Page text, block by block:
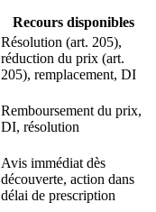
Recours disponibles
Résolution (art. 205),
réduction du prix (art.
205), remplacement, DI
Remboursement du prix,
DI, résolution
Avis immédiat dès
découverte, action dans
délai de prescription